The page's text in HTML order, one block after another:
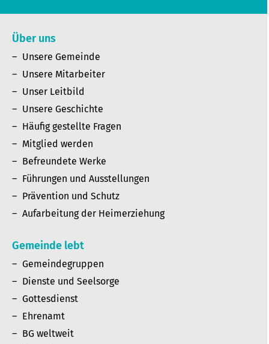
Über uns
Unsere Gemeinde
Unsere Mitarbeiter
Unser Leitbild
Unsere Geschichte
Häufig gestellte Fragen
Mitglied werden
Befreundete Werke
Führungen und Ausstellungen
Prävention und Schutz
Aufarbeitung der Heimerziehung
Gemeinde lebt
Gemeindegruppen
Dienste und Seelsorge
Gottesdienst
Ehrenamt
BG weltweit